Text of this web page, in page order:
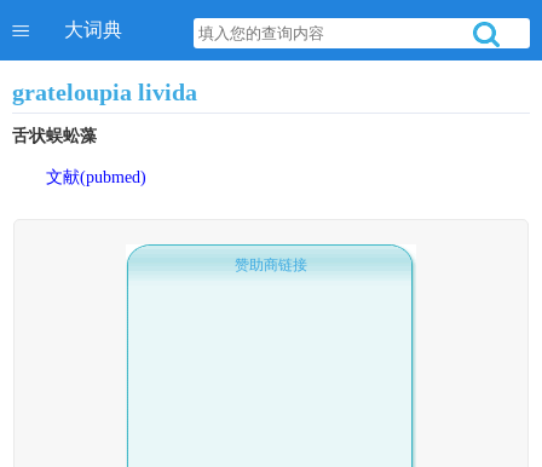
大词典
grateloupia livida
舌状蜈蚣藻
文献(pubmed)
赞助商链接